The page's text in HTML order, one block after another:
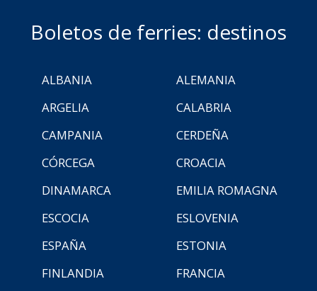
Boletos de ferries: destinos
ALBANIA
ALEMANIA
ARGELIA
CALABRIA
CAMPANIA
CERDEÑA
CÓRCEGA
CROACIA
DINAMARCA
EMILIA ROMAGNA
ESCOCIA
ESLOVENIA
ESPAÑA
ESTONIA
FINLANDIA
FRANCIA